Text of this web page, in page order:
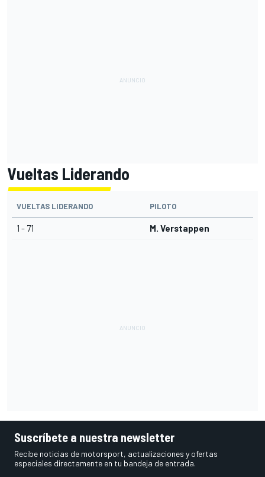
Vueltas Liderando
VUELTAS LIDERANDO PILOTO
1 - 71 M. Verstappen
Suscríbete a nuestra newsletter
Recibe noticias de motorsport, actualizaciones y ofertas
especiales directamente en tu bandeja de entrada.